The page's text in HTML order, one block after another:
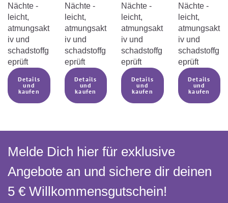
LIEBMICH Sommerschlafsack
Gebrauchsanweisung

Die Gebrauchsanweisung für unseren
LIEBMICH Sommerschlafsack kannst du
dir hier herunterladen
Gebrauchsanweisung
PDF
Gebrauchsanweisung
Nächte -
leicht,
atmungsakt
iv und
schadstoffg
eprüft
Details
und
kaufen
Nächte -
leicht,
atmungsakt
iv und
schadstoffg
eprüft
Details
und
kaufen
Nächte -
leicht,
atmungsakt
iv und
schadstoffg
eprüft
Details
und
kaufen
Nächte -
leicht,
atmungsakt
iv und
schadstoffg
eprüft
Details
und
kaufen
Melde Dich hier für exklusive
Angebote an und sichere dir deinen
5 € Willkommens­gutschein!